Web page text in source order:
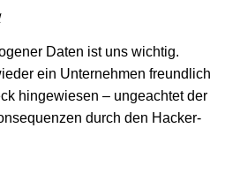
Daten ist uns wichtig.
ein Unternehmen freundlich
hingewiesen – ungeachtet der
durch den Hacker-